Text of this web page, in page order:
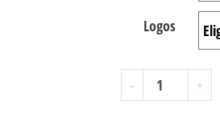
Logos
-
Mangas
"Wild"
+